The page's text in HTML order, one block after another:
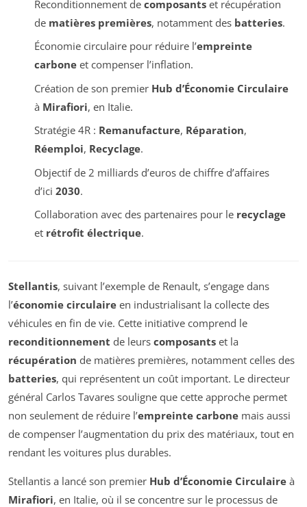
Reconditionnement de composantset récupération
de matières premières, notamment des batteries.
Économie circulaire pour réduire l’empreinte
carboneet compenser l’inflation.
Création de son premier Hub d’Économie Circulaire
à Mirafiori, en Italie.
Stratégie 4R : Remanufacture, Réparation,
Réemploi, Recyclage.
Objectif de 2 milliards d’euros de chiffre d’affaires
d’ici 2030.
Collaboration avec des partenaires pour le recyclage
et rétrofit électrique.
Stellantis, suivant l’exemple de Renault, s’engage dans
l’économie circulaire en industrialisant la collecte des
véhicules en fin de vie. Cette initiative comprend le
reconditionnement de leurs composants et la
récupération de matières premières, notamment celles des
batteries, qui représentent un coût important. Le directeur
général Carlos Tavares souligne que cette approche permet
non seulement de réduire l’empreinte carbone mais aussi
de compenser l’augmentation du prix des matériaux, tout en
rendant les voitures plus durables.
Stellantis a lancé son premier Hub d’Économie Circulaire à
Mirafiori, en Italie, où il se concentre sur le processus de